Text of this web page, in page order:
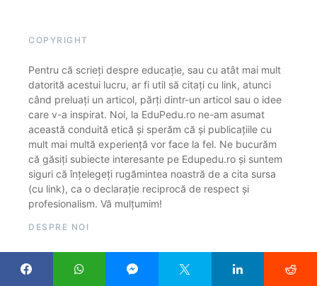
COPYRIGHT
Pentru că scrieți despre educație, sau cu atât mai mult
datorită acestui lucru, ar fi util să citați cu link, atunci
când preluați un articol, părți dintr-un articol sau o idee
care v-a inspirat. Noi, la EduPedu.ro ne-am asumat
această conduită etică și sperăm că și publicațiile cu
mult mai multă experiență vor face la fel. Ne bucurăm
că găsiți subiecte interesante pe Edupedu.ro și suntem
siguri că înțelegeți rugămintea noastră de a cita sursa
(cu link), ca o declarație reciprocă de respect și
profesionalism. Vă mulțumim!
DESPRE NOI
exclusiv articole din domeniul educației și cercetării.